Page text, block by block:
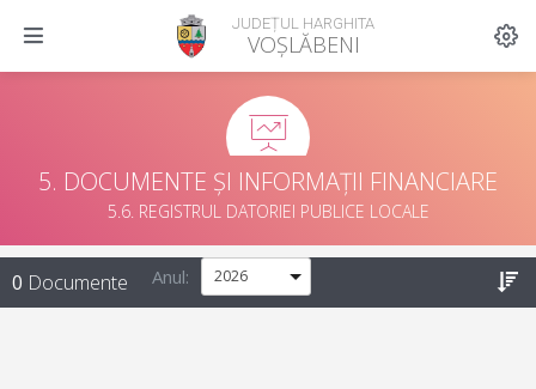
JUDEȚUL HARGHITA
VOȘLĂBENI
5. DOCUMENTE ȘI INFORMAȚII FINANCIARE
5.6. REGISTRUL DATORIEI PUBLICE LOCALE
0 Documente Anul: